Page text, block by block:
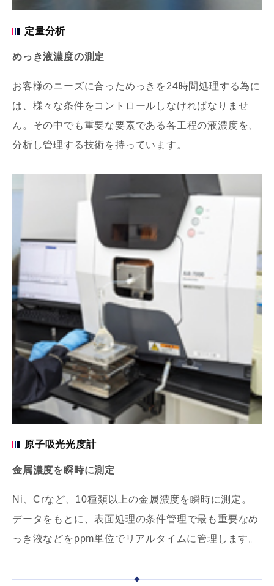
定量分析
めっき液濃度の測定
お客様のニーズに合っためっきを24時間処理する為に
は、様々な条件をコントロールしなければなりませ
ん。その中でも重要な要素である各工程の液濃度を、
分析し管理する技術を持っています。
原子吸光光度計
金属濃度を瞬時に測定
Ni、Crなど、10種類以上の金属濃度を瞬時に測定。
データをもとに、表面処理の条件管理で最も重要なめ
っき液などをppm単位でリアルタイムに管理します。